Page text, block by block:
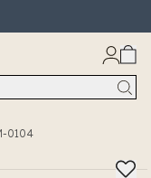
0104